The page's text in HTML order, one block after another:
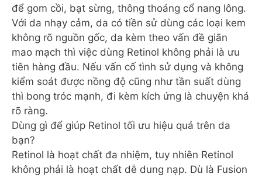
để gom cồi, bạt sừng, thông thoáng cổ nang lông.
Với da nhạy cảm, da có tiền sử dùng các loại kem
không rõ nguồn gốc, da kèm theo vấn đề giãn
mao mạch thì việc dùng Retinol không phải là ưu
tiên hàng đầu. Nếu vấn cố tình sử dụng và không
kiểm soát được nồng độ cũng như tần suất dùng
thì bong tróc mạnh, đi kèm kích ứng là chuyện khá
rõ ràng.
Dùng gì để giúp Retinol tối ưu hiệu quả trên da
bạn?
Retinol là hoạt chất đa nhiệm, tuy nhiên Retinol
không phải là hoạt chất dễ dung nạp. Dù là Fusion